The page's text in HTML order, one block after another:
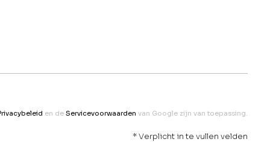
en de Servicevoorwaarden van Google zijn van toepassing.
* Verplicht in te vullen velden